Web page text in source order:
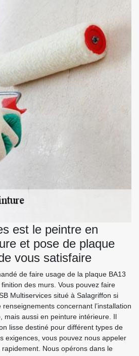
est le peintre en
et pose de plaque
vous satisfaire
de faire usage de la plaque BA13
des murs. Vous pouvez faire
Multiservices situé à Salagriffon si
concernant l’installation
mais aussi en peinture intérieure. Il
lisse destiné pour différent types de
exigences, vous pouvez nous appeler
Nous opérons dans le